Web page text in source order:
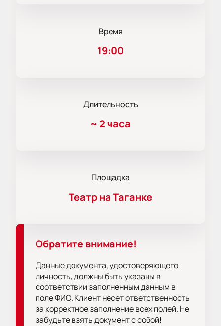
Время
19:00
Длительность
~ 2 часа
Площадка
Театр на Таганке
Обратите внимание!
Данные документа, удостоверяющего
личность, должны быть указаны в
соответствии заполненным данным в
поле ФИО. Клиент несет ответственность
за корректное заполнение всех полей. Не
забудьте взять документ с собой!